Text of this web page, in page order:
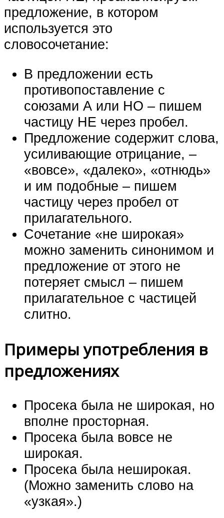
предложение, в котором
используется это
словосочетание:
В предложении есть
противопоставление с
союзами А или НО – пишем
частицу НЕ через пробел.
Предложение содержит слова,
усиливающие отрицание, –
«вовсе», «далеко», «отнюдь»
и им подобные – пишем
частицу через пробел от
прилагательного.
Сочетание «не широкая»
можно заменить синонимом и
предложение от этого не
потеряет смысл – пишем
прилагательное с частицей
слитно.
Примеры употребления в
предложениях
Просека была не широкая, но
вполне просторная.
Просека была вовсе не
широкая.
Просека была неширокая.
(Можно заменить слово на
«узкая».)